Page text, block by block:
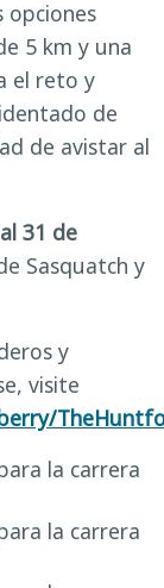
opciones
5 km y una
el reto y
de
de avistar al
31 de
Sasquatch y
y
visite
la carrera
la carrera